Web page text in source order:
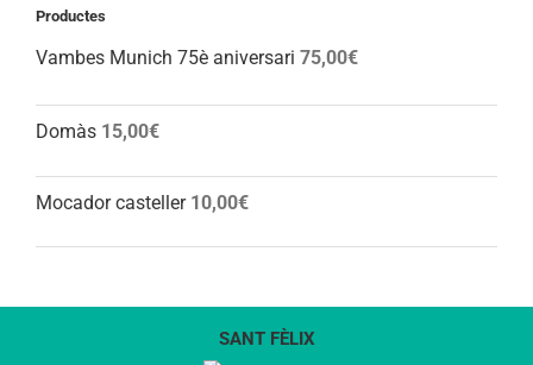
Productes
Vambes Munich 75è aniversari 75,00€
Domàs 15,00€
Mocador casteller 10,00€
SANT FÈLIX